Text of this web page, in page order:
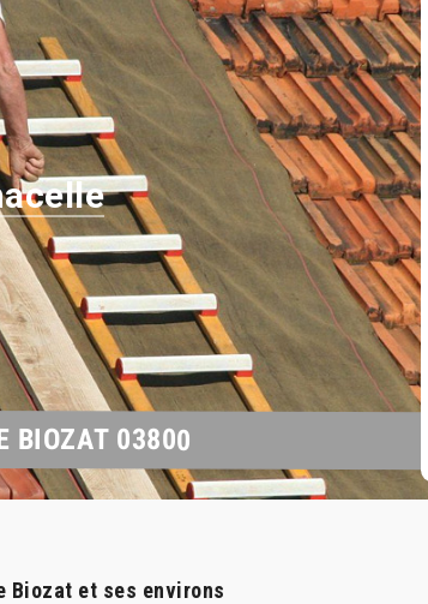
BIOZAT 03800
Biozat et ses environs